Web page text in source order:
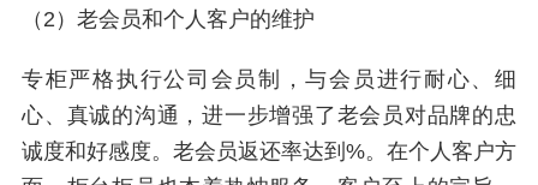
（2）老会员和个人客户的维护
专柜严格执行公司会员制，与会员进行耐心、细
心、真诚的沟通，进一步增强了老会员对品牌的忠
诚度和好感度。老会员返还率达到%。在个人客户方